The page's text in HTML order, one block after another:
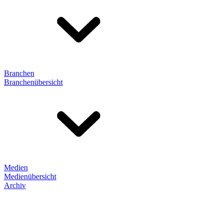
Branchen
Branchenübersicht
Medien
Medienübersicht
Archiv